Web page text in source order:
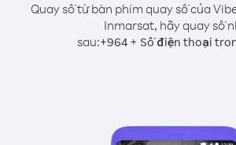
Quay số từ bàn phím quay số của
Inmarsat, hãy quay số
sau:+964+ Số điện thoại